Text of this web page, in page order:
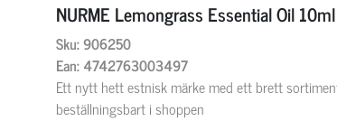
NURME Lemongrass Essential Oil 10ml
Sku: 906250
Ean: 4742763003497
Ett nytt hett estnisk märke med ett brett
beställningsbart i shoppen